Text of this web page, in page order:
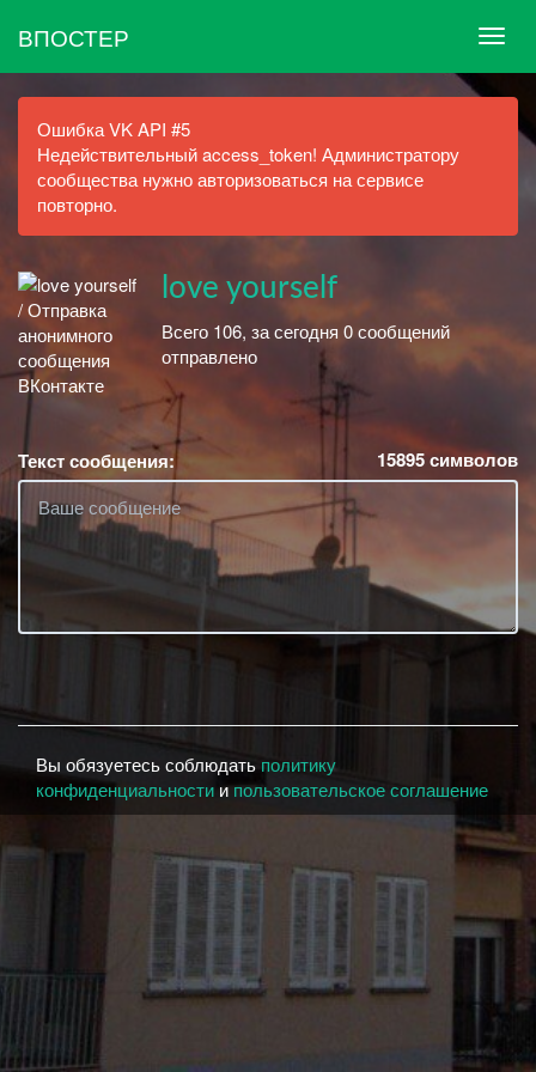
ВПОСТЕР
Ошибка VK API #5
Недействительный access_token! Администратору
сообщества нужно авторизоваться на сервисе
повторно.
love yourself
Всего 106, за сегодня 0 сообщений
отправлено
Текст сообщения: 15895символов
Вы обязуетесь соблюдать политику
конфиденциальности ипользовательское соглашение